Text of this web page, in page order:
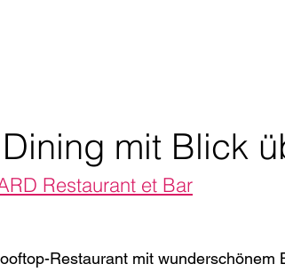
mit Blick
Restaurant et Bar
Restaurant mit wunderschönem